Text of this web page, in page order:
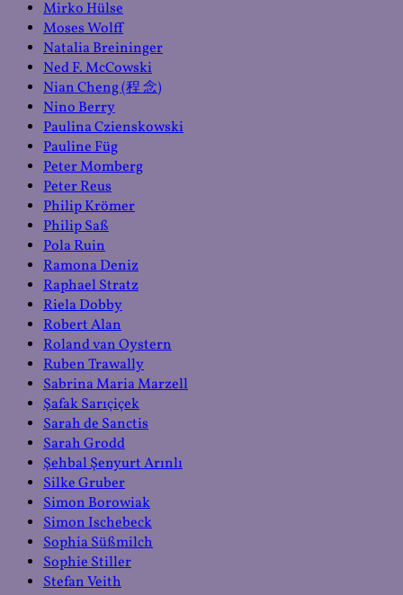
Mirko Hülse
Moses Wolff
Natalia Breininger
Ned F. McCowski
Nian Cheng (程 念)
Nino Berry
Paulina Czienskowski
Pauline Füg
Peter Momberg
Peter Reus
Philip Krömer
Philip Saß
Pola Ruin
Ramona Deniz
Raphael Stratz
Riela Dobby
Robert Alan
Roland van Oystern
Ruben Trawally
Sabrina Maria Marzell
Şafak Sarıçiçek
Sarah de Sanctis
Sarah Grodd
Şehbal Şenyurt Arınlı
Silke Gruber
Simon Borowiak
Simon Ischebeck
Sophia Süßmilch
Sophie Stiller
Stefan Veith